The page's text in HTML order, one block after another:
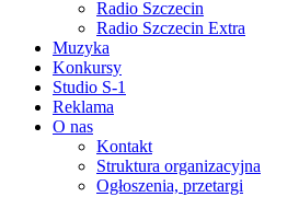
Radio Szczecin
Radio Szczecin Extra
Muzyka
Konkursy
Studio S-1
Reklama
O nas
Kontakt
Struktura organizacyjna
Ogłoszenia, przetargi